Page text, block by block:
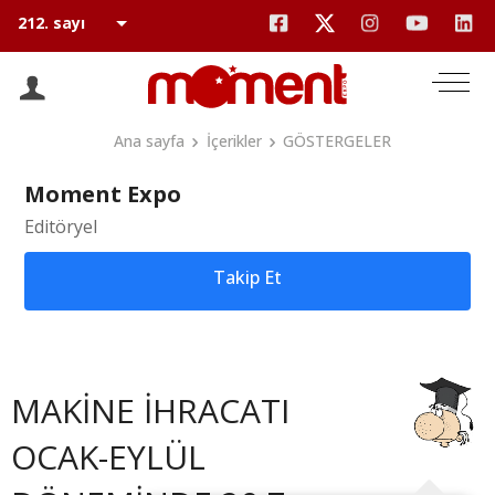
Ana sayfa İçerikler GÖSTERGELER
Moment Expo
Editöryel
Takip Et
MAKİNE İHRACATI
OCAK-EYLÜL